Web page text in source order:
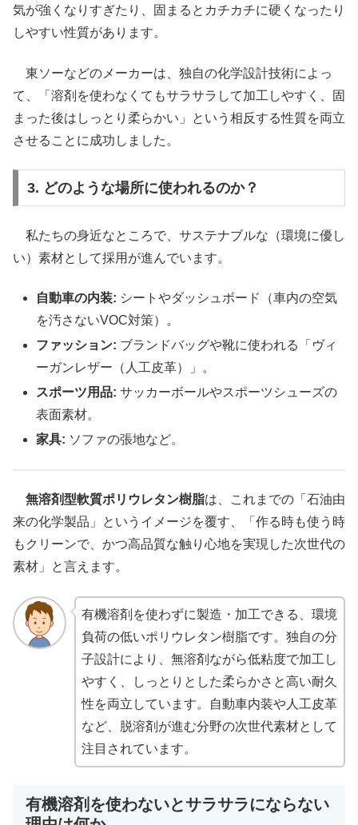
気が強くなりすぎたり、固まるとカチカチに硬くなったり
しやすい性質があります。
東ソーなどのメーカーは、独自の化学設計技術によっ
て、「溶剤を使わなくてもサラサラして加工しやすく、固
まった後はしっとり柔らかい」という相反する性質を両立
させることに成功しました。
3. どのような場所に使われるのか？
私たちの身近なところで、サステナブルな（環境に優し
い）素材として採用が進んでいます。
自動車の内装: シートやダッシュボード（車内の空気
を汚さないVOC対策）。
ファッション: ブランドバッグや靴に使われる「ヴィ
ーガンレザー（人工皮革）」。
スポーツ用品: サッカーボールやスポーツシューズの
表面素材。
家具: ソファの張地など。
無溶剤型軟質ポリウレタン樹脂は、これまでの「石油由
来の化学製品」というイメージを覆す、「作る時も使う時
もクリーンで、かつ高品質な触り心地を実現した次世代の
素材」と言えます。
有機溶剤を使わずに製造・加工できる、環境
負荷の低いポリウレタン樹脂です。独自の分
子設計により、無溶剤ながら低粘度で加工し
やすく、しっとりとした柔らかさと高い耐久
性を両立しています。自動車内装や人工皮革
など、脱溶剤が進む分野の次世代素材として
注目されています。
有機溶剤を使わないとサラサラにならない